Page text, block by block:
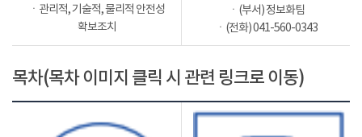
ㆍ관리적, 기술적, 물리적 안전성
확보조치
ㆍ(부서) 정보화팀
ㆍ(전화) 041-560-0343
목차(목차 이미지 클릭 시 관련 링크로 이동)